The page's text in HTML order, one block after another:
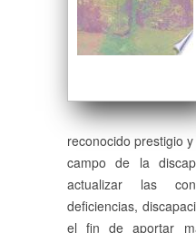
reconocido prestigio
campo de la
actualizar las
deficiencias,
el fin de aportar